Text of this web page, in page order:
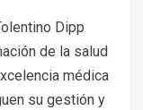
Dipp
de la salud
médica
su gestión y